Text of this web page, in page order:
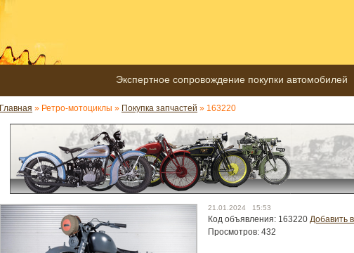
Экспертное сопровождение покупки автомобилей
Главная » Ретро-мотоциклы » Покупка запчастей » 163220
21.01.2024 15:53
Код объявления: 163220 Добавить
Просмотров: 432